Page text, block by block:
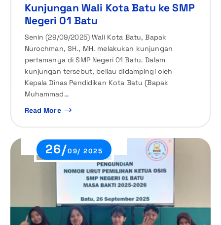
Kunjungan Wali Kota Batu ke SMP
Negeri 01 Batu
Senin (29/09/2025) Wali Kota Batu, Bapak
Nurochman, SH., MH. melakukan kunjungan
pertamanya di SMP Negeri 01 Batu. Dalam
kunjungan tersebut, beliau didampingi oleh
Kepala Dinas Pendidikan Kota Batu (Bapak
Muhammad…
Read More
26/09/ 2025